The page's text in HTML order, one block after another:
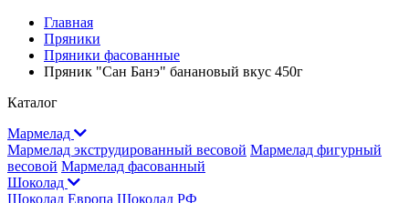
Главная
Пряники
Пряники фасованные
Пряник "Сан Банэ" банановый вкус 450г
Каталог
Мармелад
Мармелад экструдированный весовой Мармелад фигурный
весовой Мармелад фасованный
Шоколад
Шоколад Европа Шоколад РФ